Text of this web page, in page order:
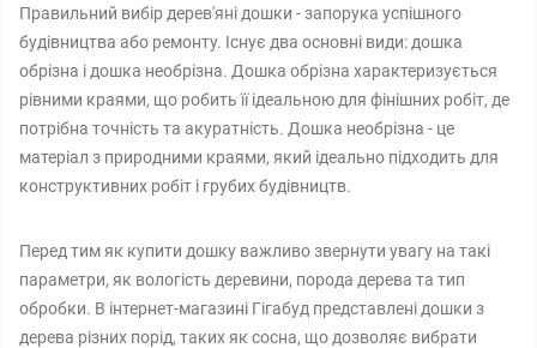
Правильний вибір дерев'яні дошки - запорука успішного
будівництва або ремонту. Існує два основні види: дошка
обрізна і дошка необрізна. Дошка обрізна характеризується
рівними краями, що робить її ідеальною для фінішних робіт, де
потрібна точність та акуратність. Дошка необрізна - це
матеріал з природними краями, який ідеально підходить для
конструктивних робіт і грубих будівництв.
Перед тим як купити дошку важливо звернути увагу на такі
параметри, як вологість деревини, порода дерева та тип
обробки. В інтернет-магазині Гігабуд представлені дошки з
дерева різних порід, таких як сосна, що дозволяє вибрати